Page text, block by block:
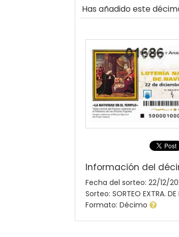
Has añadido este
Información del
Fecha del sorteo: 22/12/
Sorteo: SORTEO EXTRA. DE
Formato: Décimo